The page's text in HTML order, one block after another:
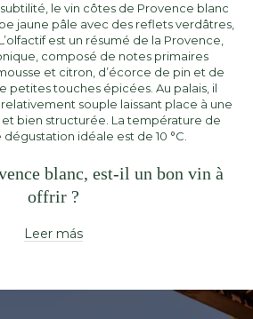
le vin côtes de Provence blanc
jaune pâle avec des reflets verdâtres,
est un résumé de la Provence,
composé de notes primaires
et citron, d’écorce de pin et de
petites touches épicées. Au palais, il
souple laissant place à une
bien structurée. La température de
idéale est de 10 °C.
blanc, est-il un bon vin à
offrir ?
en matière de vin blanc, il n’est pas
Afin d’être assuré de faire plaisir à
caractéristiques intéressantes
Leer más